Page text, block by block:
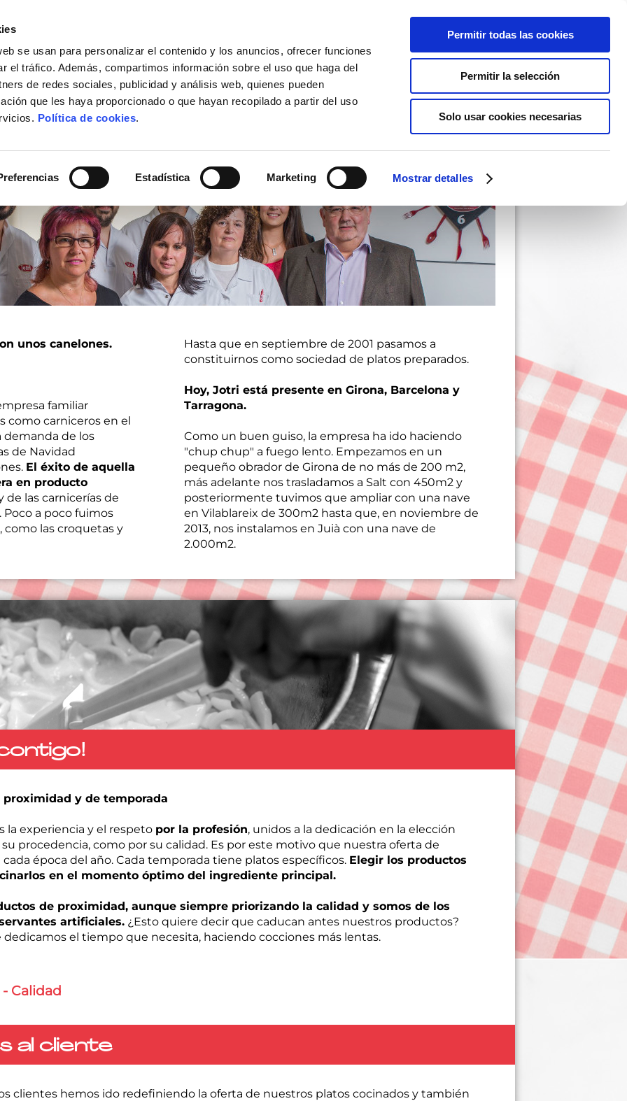
se usan para personalizar el contenido y los anuncios, ofrecer funciones
el tráfico. Además, compartimos información sobre el uso que haga del
de redes sociales, publicidad y análisis web, quienes pueden
que les haya proporcionado o que hayan recopilado a partir del uso
Política de cookies.
Estadística Marketing Mostrar detalles
Permitir todas las cookies
Permitir la selección
Solo usar cookies necesarias
ACTUALIDAD DÓNDE COMPRAR CONTACTO
unos canelones.
familiar
como carniceros en el
demanda de los
de Navidad
El éxito de aquella
en producto
de las carnicerías de
Poco a poco fuimos
las croquetas y
Hasta que en septiembre de 2001 pasamos a
constituirnos como sociedad de platos preparados.
Hoy, Jotri está presente en Girona, Barcelona y
Tarragona.
Como un buen guiso, la empresa ha ido haciendo
"chup chup" a fuego lento. Empezamos en un
pequeño obrador de Girona de no más de 200 m2,
más adelante nos trasladamos a Salt con 450m2 y
posteriormente tuvimos que ampliar con una nave
en Vilablareix de 300m2 hasta que, en noviembre de
2013, nos instalamos en Juià con una nave de
2.000m2.
y de temporada
la experiencia y el respeto por la profesión, unidos a la dedicación en la elección
procedencia, como por su calidad. Es por este motivo que nuestra oferta de
época del año. Cada temporada tiene platos específicos. Elegir los productos
en el momento óptimo del ingrediente principal.
de proximidad, aunque siempre priorizando la calidad y somos de los
artificiales. ¿Esto quiere decir que caducan antes nuestros productos?
dedicamos el tiempo que necesita, haciendo cocciones más lentas.
Calidad
al cliente
clientes hemos ido redefiniendo la oferta de nuestros platos cocinados y también